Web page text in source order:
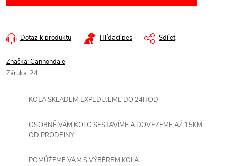
Dotaz k produktu Hlídací pes Sdílet
Značka:Cannondale
Záruka: 24
KOLA SKLADEM EXPEDUJEME DO 24HOD
OSOBNĚ VÁM KOLO SESTAVÍME A DOVEZEME AŽ 15KM
OD PRODEJNY
POMŮŽEME VÁM S VÝBĚREM KOLA